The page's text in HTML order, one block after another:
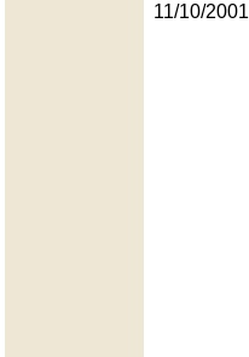
11/10/2001